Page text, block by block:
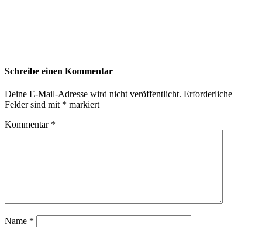
Schreibe einen Kommentar
Deine E-Mail-Adresse wird nicht veröffentlicht. Erforderliche
Felder sind mit * markiert
Kommentar *
Name *